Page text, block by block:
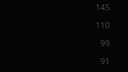
145
110
99
91